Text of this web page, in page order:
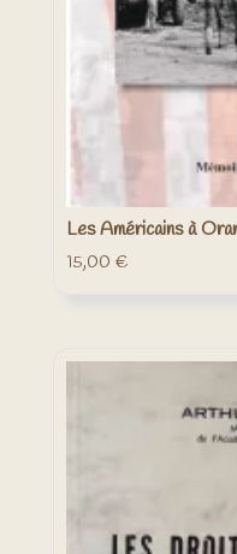
Les Américains à
15,00 €